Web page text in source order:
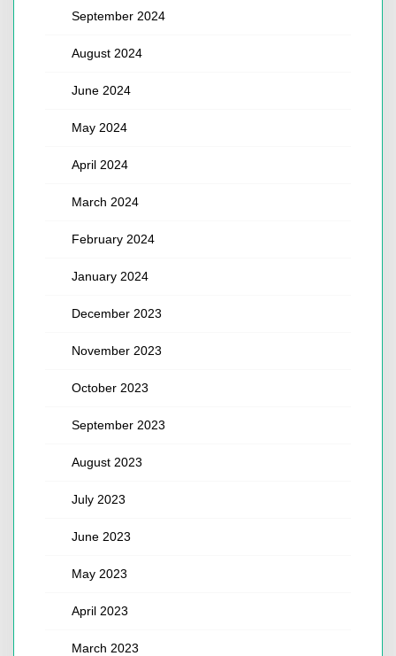
September 2024
August 2024
June 2024
May 2024
April 2024
March 2024
February 2024
January 2024
December 2023
November 2023
October 2023
September 2023
August 2023
July 2023
June 2023
May 2023
April 2023
March 2023